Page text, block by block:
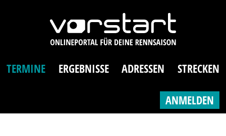
TERMINE ERGEBNISSE ADRESSEN STRECKEN
ANMELDEN